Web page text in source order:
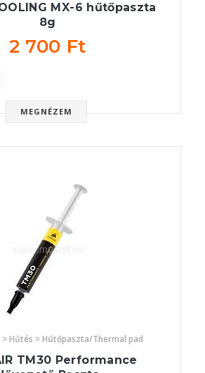
MX-6 hűtőpaszta
8g
2 700 Ft
MEGNÉZEM
Hűtés > Hűtőpaszta/Thermal pad
TM30 Performance